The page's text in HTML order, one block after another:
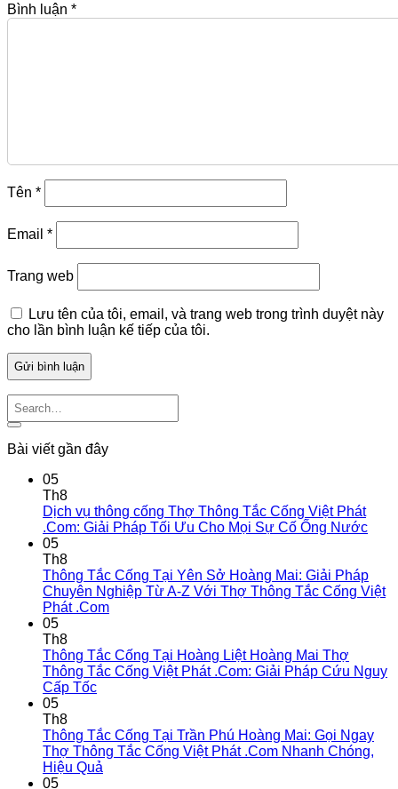
Bình luận *
Tên *
Email *
Trang web
Lưu tên của tôi, email, và trang web trong trình duyệt này
cho lần bình luận kế tiếp của tôi.
Bài viết gần đây
05
Th8
Dịch vụ thông cống Thợ Thông Tắc Cống Việt Phát
.Com: Giải Pháp Tối Ưu Cho Mọi Sự Cố Ống Nước
05
Th8
Thông Tắc Cống Tại Yên Sở Hoàng Mai: Giải Pháp
Chuyên Nghiệp Từ A-Z Với Thợ Thông Tắc Cống Việt
Phát .Com
05
Th8
Thông Tắc Cống Tại Hoàng Liệt Hoàng Mai Thợ
Thông Tắc Cống Việt Phát .Com: Giải Pháp Cứu Nguy
Cấp Tốc
05
Th8
Thông Tắc Cống Tại Trần Phú Hoàng Mai: Gọi Ngay
Thợ Thông Tắc Cống Việt Phát .Com Nhanh Chóng,
Hiệu Quả
05